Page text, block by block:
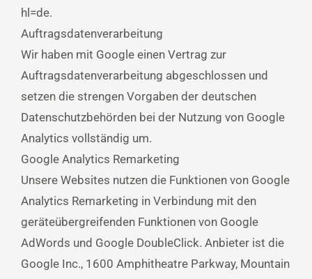
hl=de.
Auftragsdatenverarbeitung
Wir haben mit Google einen Vertrag zur
Auftragsdatenverarbeitung abgeschlossen und
setzen die strengen Vorgaben der deutschen
Datenschutzbehörden bei der Nutzung von Google
Analytics vollständig um.
Google Analytics Remarketing
Unsere Websites nutzen die Funktionen von Google
Analytics Remarketing in Verbindung mit den
geräteübergreifenden Funktionen von Google
AdWords und Google DoubleClick. Anbieter ist die
Google Inc., 1600 Amphitheatre Parkway, Mountain